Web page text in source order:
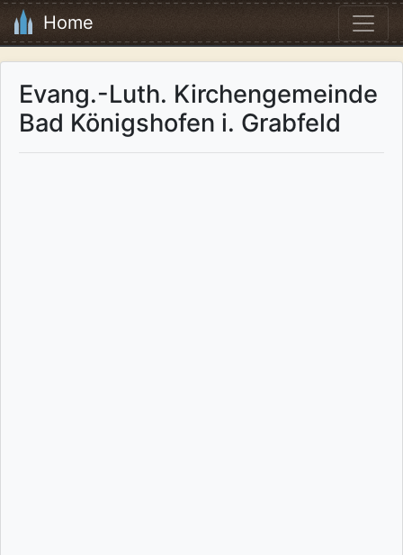
Home
Evang.-Luth. Kirchengemeinde
Bad Königshofen i. Grabfeld